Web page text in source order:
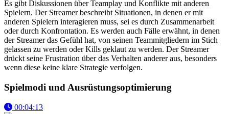
Es gibt Diskussionen über Teamplay und Konflikte mit anderen
Spielern. Der Streamer beschreibt Situationen, in denen er mit
anderen Spielern interagieren muss, sei es durch Zusammenarbeit
oder durch Konfrontation. Es werden auch Fälle erwähnt, in denen
der Streamer das Gefühl hat, von seinen Teammitgliedern im Stich
gelassen zu werden oder Kills geklaut zu werden. Der Streamer
drückt seine Frustration über das Verhalten anderer aus, besonders
wenn diese keine klare Strategie verfolgen.
Spielmodi und Ausrüstungsoptimierung
00:04:13